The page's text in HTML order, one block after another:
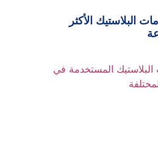
البلاستيك الأكثر